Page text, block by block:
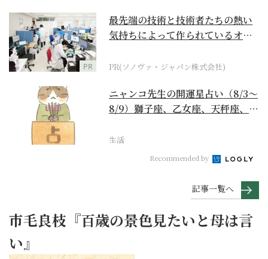
PR
最先端の技術と技術者たちの熱い
気持ちによって作られているオー
PR(ソノヴァ・ジャパン株式会社)
ニャンコ先生の開運星占い（8/3～
8/9）獅子座、乙女座、天秤座、蠍
生活
Recommended by
記事一覧へ
市毛良枝『百歳の景色見たいと母は言
い』